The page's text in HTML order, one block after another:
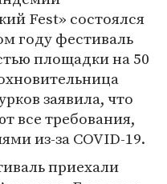
Fest» состоялся
году фестиваль
площадки на 50
заявила, что
все требования,
из-за COVID-19.
приехали